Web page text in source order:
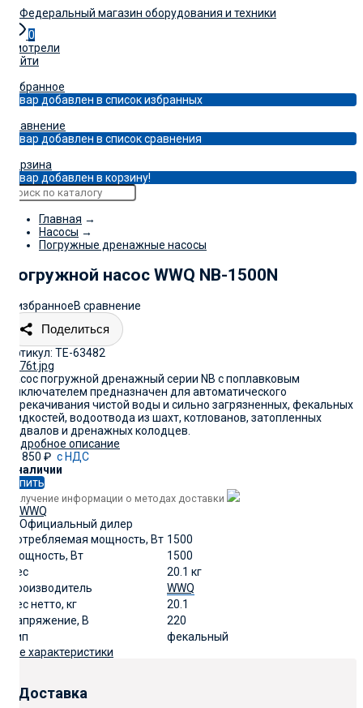
0
Смотрели
Войти
Избранное
Товар добавлен в список избранных
Сравнение
Товар добавлен в список сравнения
Корзина
Товар добавлен в корзину!
Главная →
Насосы →
Погружные дренажные насосы
Погружной насос WWQ NB-1500N
В избранноеВ сравнение
Поделиться
Артикул: TE-63482
Насос погружной дренажный серии NB с поплавковым
выключателем предназначен для автоматического
перекачивания чистой воды и сильно загрязненных, фекальных
жидкостей, водоотвода из шахт, котлованов, затопленных
подвалов и дренажных колодцев.
Подробное описание
21 850 ₽ с НДС
В наличии
Купить
Получение информации о методах доставки
Потребляемая мощность, Вт 1500
Мощность, Вт
1500
Вес
20.1 кг
Производитель
WWQ
Вес нетто, кг
20.1
Напряжение, В
220
Тип
фекальный
Все характеристики
Доставка